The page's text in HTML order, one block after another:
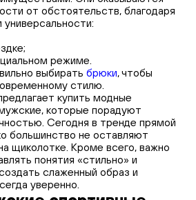
от обстоятельств, благодаря
универсальности:
режиме.
выбирать брюки, чтобы
стилю.
купить модные
которые порадуют
Сегодня в тренде прямой
большинство не оставляют
щиколотке. Кроме всего, важно
понятия «стильно» и
слаженный образ и
уверенно.